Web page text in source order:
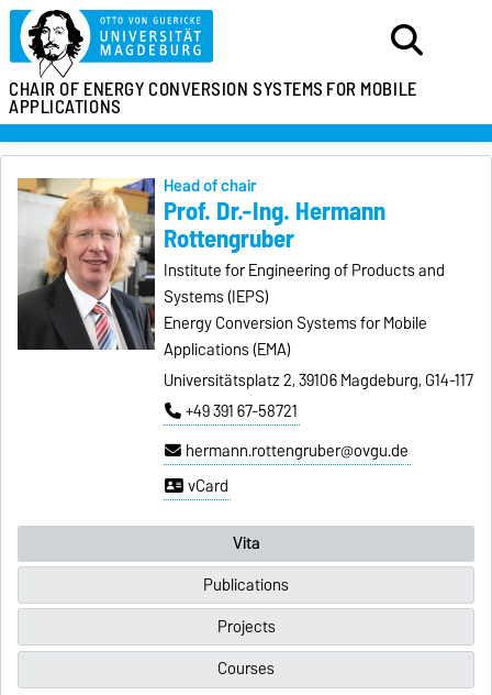
CHAIR OF ENERGYCONVERSION SYSTEMSFOR MOBILE
APPLICATIONS
Head of chair
Prof. Dr.-Ing. Hermann
Rottengruber
Institute for Engineering of Products and
Systems (IEPS)
Energy Conversion Systems for Mobile
Applications (EMA)
Universitätsplatz 2, 39106 Magdeburg, G14-117
+49 391 67-58721
hermann.rottengruber@ovgu.de
vCard
Vita
Publications
Projects
Courses